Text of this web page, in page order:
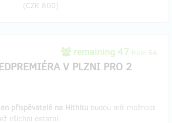
(CZK 800)
remaining 47 from 54
V PLZNI PRO 2
přispěvatelé na Hithitu budou mít možnost
všichni ostatní.